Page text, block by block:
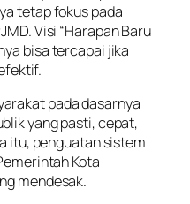
tetap fokus pada
Visi “Harapan Baru
bisa tercapai jika
pada dasarnya
yang pasti, cepat,
itu, penguatan sistem
Kota
mendesak.